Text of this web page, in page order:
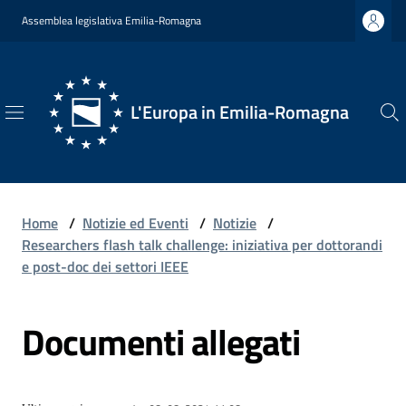
Vai al contenuto
Vai alla navigazione
Vai al footer
Assemblea legislativa Emilia-Romagna
L'Europa in Emilia-Romagna
L'Europa
Romagna
Siamo
Home / Notizie ed Eventi / Notizie /
Researchers flash talk challenge: iniziativa per dottorandi
e post-doc dei settori IEEE
Documenti allegati